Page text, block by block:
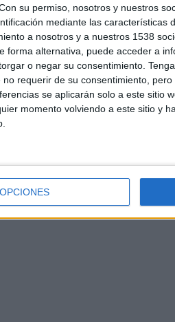
su permiso, nosotros y nuestros
mediante las características
a nosotros y a nuestros 1538
forma alternativa, puede acceder a
o negar su consentimiento.
requerir de su consentimiento,
se aplicarán solo a este sitio
momento volviendo a este sitio y
otras.
SHARE ENVIAR